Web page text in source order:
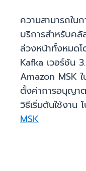
ความสามารถใน
บริการสำหรับค
ล่วงหน้าทั้งหมดโ
Kafka เวอร์ชัน
Amazon MSK
ตั้งค่าการอนุญา
วิธีเริ่มต้นใช้งาน
MSK